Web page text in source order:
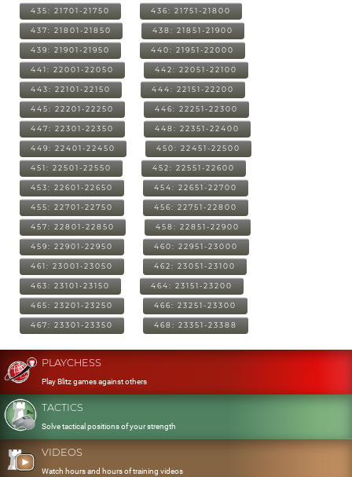
435: 21701-21750 436: 21751-21800
437: 21801-21850 438: 21851-21900
439: 21901-21950 440: 21951-22000
441: 22001-22050 442: 22051-22100
443: 22101-22150 444: 22151-22200
445: 22201-22250 446: 22251-22300
447: 22301-22350 448: 22351-22400
449: 22401-22450 450: 22451-22500
451: 22501-22550 452: 22551-22600
453: 22601-22650 454: 22651-22700
455: 22701-22750 456: 22751-22800
457: 22801-22850 458: 22851-22900
459: 22901-22950 460: 22951-23000
461: 23001-23050 462: 23051-23100
463: 23101-23150 464: 23151-23200
465: 23201-23250 466: 23251-23300
467: 23301-23350 468: 23351-23388
PLAYCHESS
Play Blitz games against others
TACTICS
Solve tactical positions of your strength
VIDEOS
Watch hours and hours of training videos